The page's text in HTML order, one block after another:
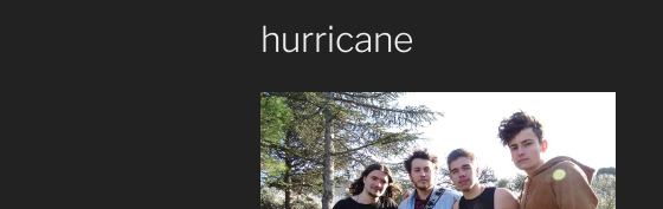
hurricane